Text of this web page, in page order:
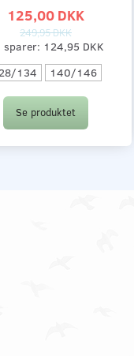
125,00 DKK
249,95 DKK
sparer: 124,95 DKK
134
140/146
Se produktet